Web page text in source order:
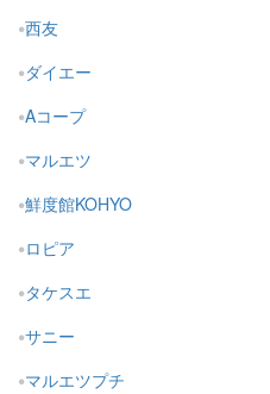
西友
ダイエー
Aコープ
マルエツ
鮮度館KOHYO
ロピア
タケスエ
サニー
マルエツプチ